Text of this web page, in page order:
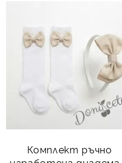
Комплект ръчно